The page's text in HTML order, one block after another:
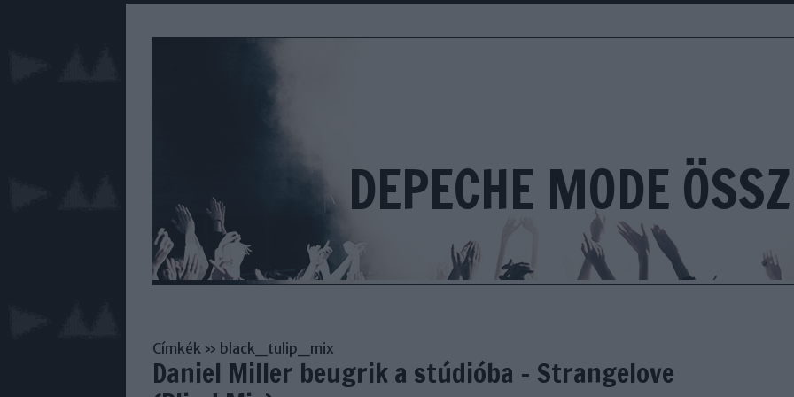
DEPECHE MODE
Címkék » black_tulip_mix
Daniel Miller beugrik a stúdióba - Strangelove